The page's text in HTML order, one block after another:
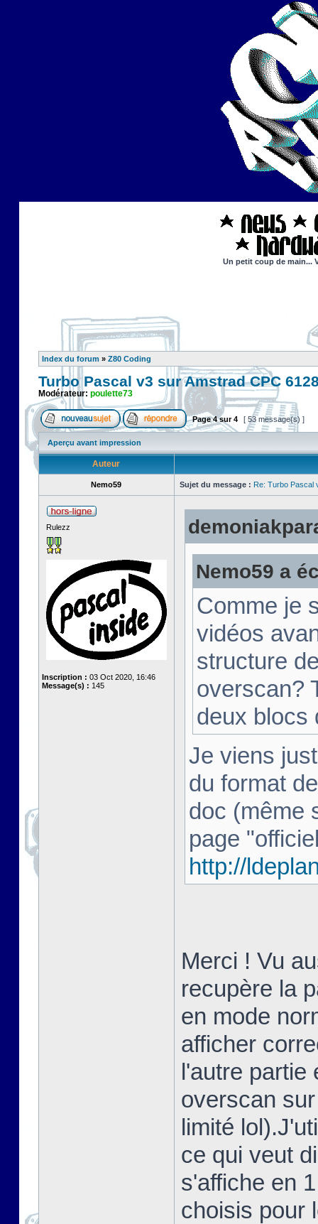
Un petit coup de main...
Index du forum » Z80 Coding
Turbo Pascal v3 sur Amstrad CPC
Modérateur: poulette73
Page4sur4 [ 53 message(s) ]
Aperçu avant impression
Auteur
Nemo59 Sujet du message : Re: Turbo Pascal
Rulezz
Inscription : 03 Oct 2020, 16:46
Message(s) : 145
Nemo59 a
Comme je
vidéos
structure
overscan?
deux
Je viens
du format
doc (même
page
http://
Merci ! Vu
recupère la
en mode
afficher
l'autre partie
overscan
limité
ce qui veut
s'affiche en
choisis pour